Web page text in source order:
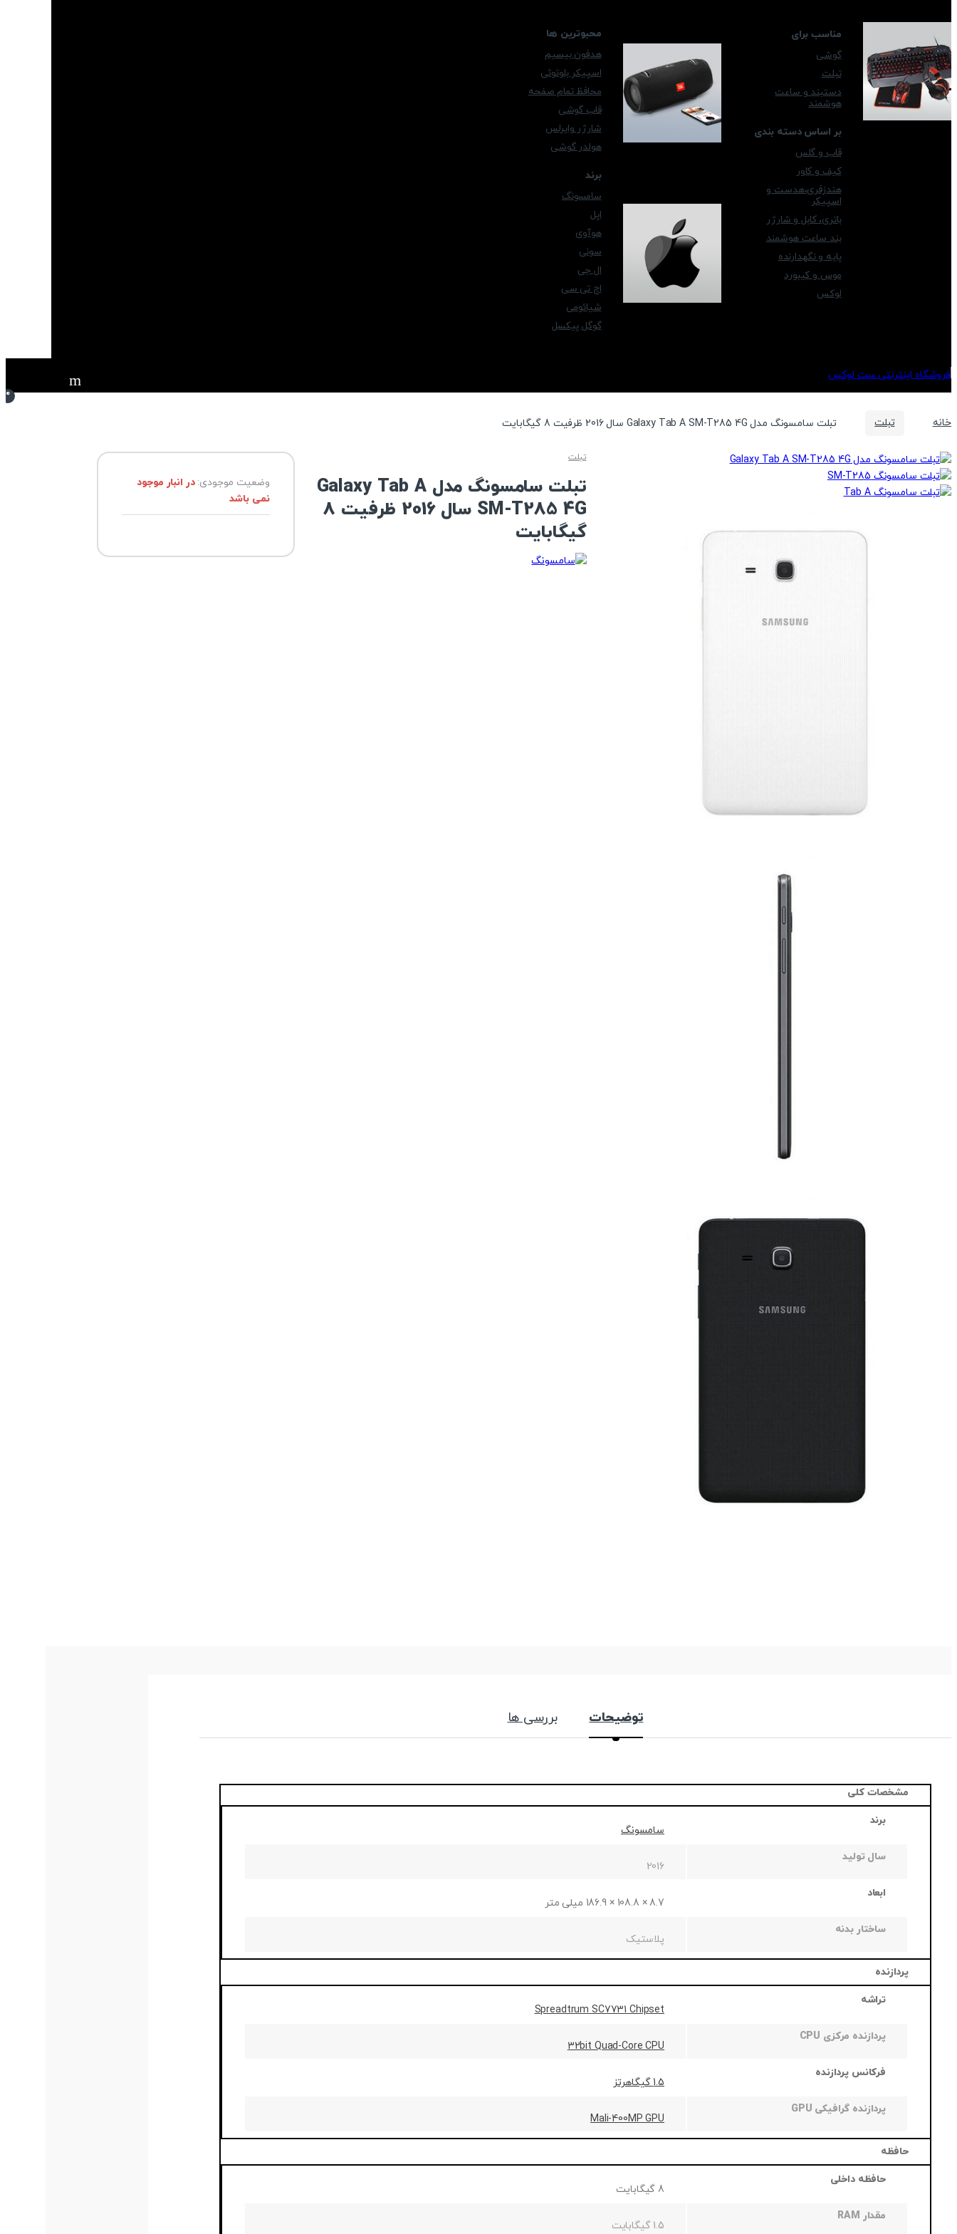
محبوترین ها
هدفون بیسیم
اسپیکر بلوتوثی
محافظ تمام صفحه
قاب گوشی
شارژر وایرلس
هولدر گوشی
برند
سامسونگ
اپل
هوآوی
سونی
ال جی
اچ تی سی
شیائومی
گوگل پیکسل
مناسب برای
گوشی
تبلت
دستبند و ساعت
هوشمند
بر اساس دسته بندی
قاب و گلس
کیف و کاور
هندزفری،هدست و
اسپیکر
باتری، کابل و شارژر
بند ساعت هوشمند
پایه و نگهدارنده
موس و کیبورد
لوکس
0
خانه تبلت تبلت سامسونگ مدل Galaxy Tab A SM-T285 4G سال 2016 ظرفیت 8 گیگابایت
تبلت
تبلت سامسونگ مدل Galaxy Tab A
SM-T285 4G سال 2016 ظرفیت 8
گیگابایت
وضعیت موجودی:در انبار موجود
نمی باشد
توضیحات بررسی ها
مشخصات کلی
برند
سامسونگ
سال تولید
2016
ابعاد
8.7 × 108.8 × 186.9 میلی متر
ساختار بدنه
پلاستیک
پردازنده
تراشه
Spreadtrum SC7731 Chipset
پردازنده مرکزی CPU
32bit Quad-Core CPU
فرکانس پردازنده
1.5 گیگاهرتز
پردازنده گرافیکی GPU
Mali-400MP GPU
حافظه
حافظه داخلی
8 گیگابایت
مقدار RAM
1.5 گیگابایت